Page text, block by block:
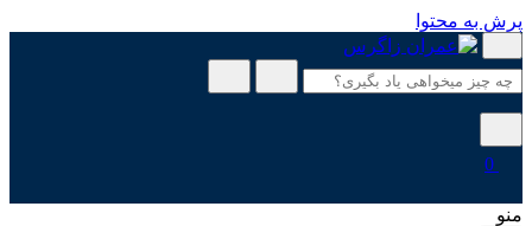
پرش به محتوا
0
منو